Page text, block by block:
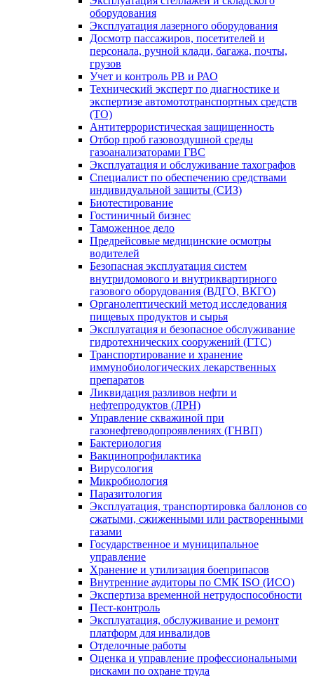
оборудования
Эксплуатация лазерного оборудования
Досмотр пассажиров, посетителей и
персонала, ручной клади, багажа, почты,
грузов
Учет и контроль РВ и РАО
Технический эксперт по диагностике и
экспертизе автомототранспортных средств
(ТО)
Антитеррористическая защищенность
Отбор проб газовоздушной среды
газоанализаторами ГВС
Эксплуатация и обслуживание тахографов
Специалист по обеспечению средствами
индивидуальной защиты (СИЗ)
Биотестирование
Гостиничный бизнес
Таможенное дело
Предрейсовые медицинские осмотры
водителей
Безопасная эксплуатация систем
внутридомового и внутриквартирного
газового оборудования (ВДГО, ВКГО)
Органолептический метод исследования
пищевых продуктов и сырья
Эксплуатация и безопасное обслуживание
гидротехнических сооружений (ГТС)
Транспортирование и хранение
иммунобиологических лекарственных
препаратов
Ликвидация разливов нефти и
нефтепродуктов (ЛРН)
Управление скважиной при
газонефтеводопроявлениях (ГНВП)
Бактериология
Вакцинопрофилактика
Вирусология
Микробиология
Паразитология
Эксплуатация, транспортировка баллонов со
сжатыми, сжиженными или растворенными
газами
Государственное и муниципальное
управление
Хранение и утилизация боеприпасов
Внутренние аудиторы по СМК ISO (ИСО)
Экспертиза временной нетрудоспособности
Пест-контроль
Эксплуатация, обслуживание и ремонт
платформ для инвалидов
Отделочные работы
Оценка и управление профессиональными
рисками по охране труда